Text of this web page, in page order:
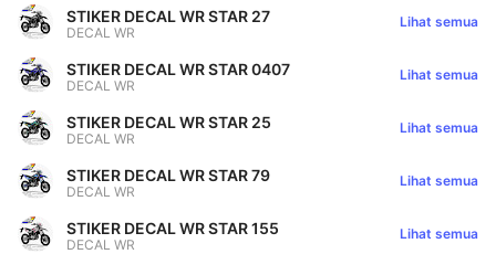
STIKER DECAL WR STAR 27
DECAL WR
Lihat semua
STIKER DECAL WR STAR 0407
DECAL WR
Lihat semua
STIKER DECAL WR STAR 25
DECAL WR
Lihat semua
STIKER DECAL WR STAR 79
DECAL WR
Lihat semua
STIKER DECAL WR STAR 155
DECAL WR
Lihat semua